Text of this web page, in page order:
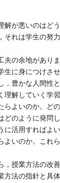
が悪いのはど
それは学生の努
の余地があり
生に身につけさ
，豊かな人間性
解していく学
よいのか。ど
どのように発問
に活用すればよ
よいのか。これ
授業方法の改
方法の指針と具